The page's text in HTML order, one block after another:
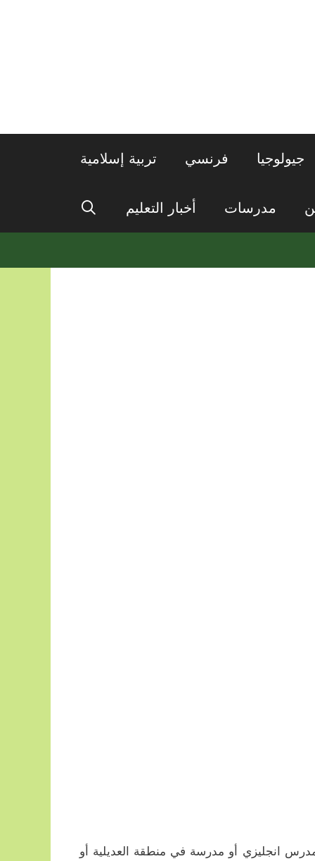
جيولوجيا فرنسي تربية إسلامية
مدرسات أخبار التعليم
انجليزي أو مدرسة في منطقة العديلية أو